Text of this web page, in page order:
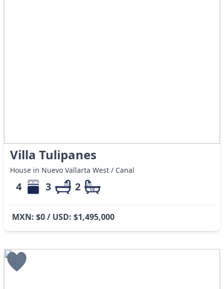
Villa Tulipanes
House in Nuevo Vallarta West / Canal
4 3 2
MXN: $0 / USD: $1,495,000